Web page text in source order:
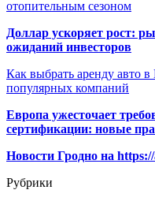
отопительным сезоном
Доллар ускоряет рост:
ожиданий инвесторов
Как выбрать аренду авто
популярных компаний
Европа ужесточает
сертификации: новые
Новости Гродно на
Рубрики